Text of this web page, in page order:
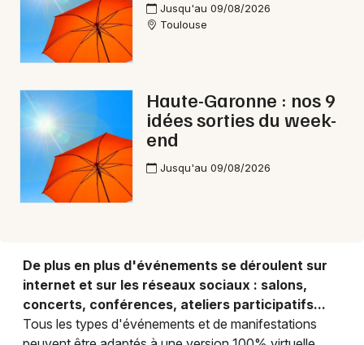
31 - Haute-Garonne
Choisir mes départements
Mon email
Je m'abonne
Jusqu'au 09/08/2026
Toulouse
Haute-Garonne : nos 9
idées sorties du week-
end
Jusqu'au 09/08/2026
De plus en plus d'événements se déroulent sur
internet et sur les réseaux sociaux : salons,
concerts, conférences, ateliers participatifs...
Tous les types d'événements et de manifestations